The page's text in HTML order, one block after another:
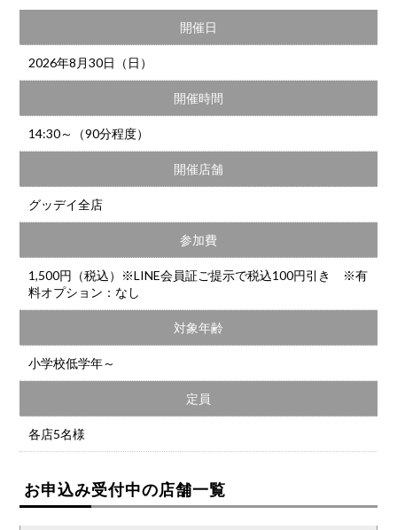
開催日
2026年8月30日（日）
開催時間
14:30～（90分程度）
開催店舗
グッデイ全店
参加費
1,500円（税込）※LINE会員証ご提示で税込100円引き ※有
料オプション：なし
対象年齢
小学校低学年～
定員
各店5名様
お申込み受付中の店舗一覧